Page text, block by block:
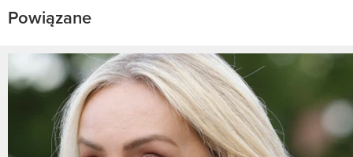
Powiązane